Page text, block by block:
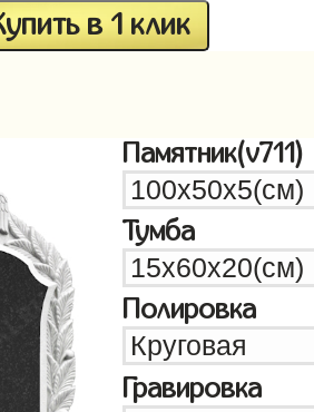
в 1 клик
Памятник(v711)
Тумба
Полировка
Гравировка